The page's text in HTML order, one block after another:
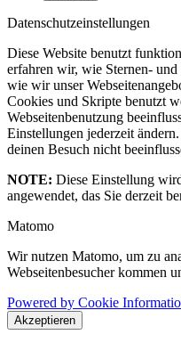
Datenschutzeinstellungen
Diese Website benutzt
erfahren wir, wie Sternen-
wie wir unser
Cookies und Skripte benutzt
Webseitenbenutzung
Einstellungen jederzeit
deinen Besuch nicht
NOTE: Diese Einstellung
angewendet, das Sie derzeit
Matomo
Wir nutzen Matomo, um zu
Webseitenbesucher kommen
Powered by Cookie
Akzeptieren